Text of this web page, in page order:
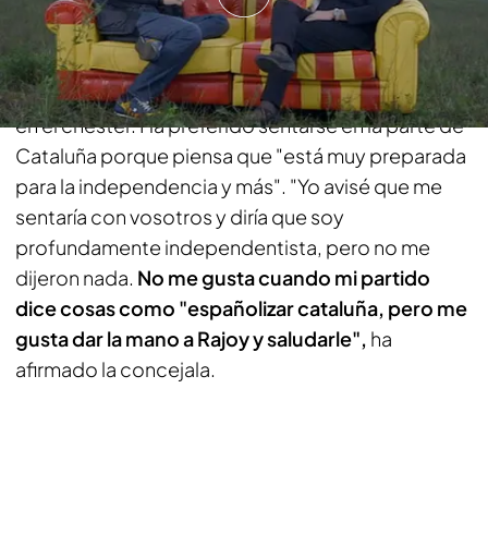
Marcè José, concejala del PP de Puente de
Montañana, ha sido muy clara a la hora de sentarse
en el chester. Ha preferido sentarse en la parte de
Cataluña porque piensa que "está muy preparada
para la independencia y más". "Yo avisé que me
sentaría con vosotros y diría que soy
profundamente independentista, pero no me
dijeron nada. No me gusta cuando mi partido
dice cosas como "españolizar cataluña, pero me
gusta dar la mano a Rajoy y saludarle", ha
afirmado la concejala.